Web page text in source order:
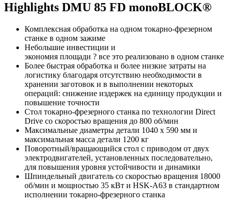
Highlights DMU 85 FD monoBLOCK®
Комплексная обработка на одном токарно-фрезерном
станке в одном зажиме
Небольшие инвестиции и
экономия площади ? все это реализовано в одном станке
Более быстрая обработка и более низкие затраты на
логистику благодаря отсутствию необходимости в
хранении заготовок и в выполнении некоторых
операций: снижение издержек на единицу продукции и
повышение точности
Стол токарно-фрезерного станка по технологии Direct
Drive со скоростью вращения до 800 об/мин
Максимальные диаметры детали 1040 х 590 мм и
максимальная масса детали 1200 кг
Поворотный/вращающийся стол с приводом от двух
электродвигателей, установленных последовательно,
для повышения уровня устойчивости и динамики
Шпиндельный двигатель со скоростью вращения 18000
об/мин и мощностью 35 кВт и HSK-A63 в стандартном
исполнении токарно-фрезерного станка